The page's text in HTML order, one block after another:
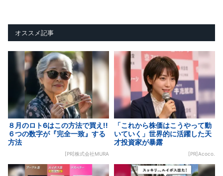
オススメ記事
８月のロト6はこの方法で買え!!
６つの数字が『完全一致』する
方法
[PR]株式会社MURA
「これから株価はこうやって動
いていく」世界的に活躍した天
才投資家が暴露
[PR]Acoco.